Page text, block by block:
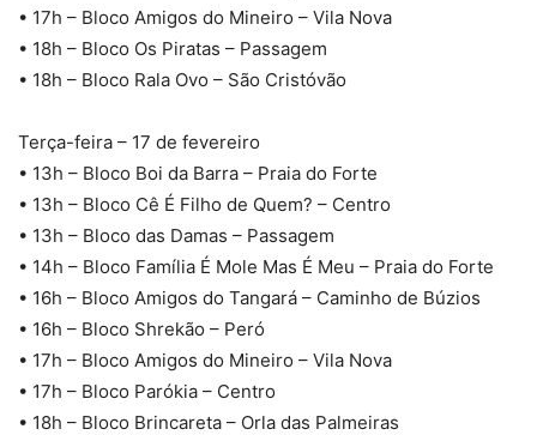
• 17h – Bloco Amigos do Mineiro – Vila Nova
• 18h – Bloco Os Piratas – Passagem
• 18h – Bloco Rala Ovo – São Cristóvão
Terça-feira – 17 de fevereiro
• 13h – Bloco Boi da Barra – Praia do Forte
• 13h – Bloco Cê É Filho de Quem? – Centro
• 13h – Bloco das Damas – Passagem
• 14h – Bloco Família É Mole Mas É Meu – Praia do Forte
• 16h – Bloco Amigos do Tangará – Caminho de Búzios
• 16h – Bloco Shrekão – Peró
• 17h – Bloco Amigos do Mineiro – Vila Nova
• 17h – Bloco Parókia – Centro
• 18h – Bloco Brincareta – Orla das Palmeiras